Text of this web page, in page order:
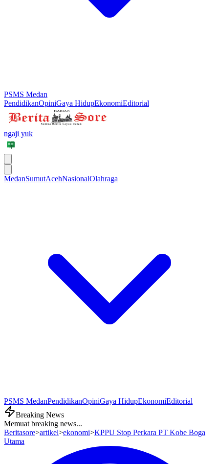
PSMS Medan
PendidikanOpiniGaya HidupEkonomiEditorial
ngaji yuk
MedanSumutAcehNasionalOlahraga
PSMS MedanPendidikanOpiniGaya HidupEkonomiEditorial
Breaking News
Memuat breaking news...
Beritasore>artikel>ekonomi>KPPU Stop Perkara PT Kobe Boga
Utama